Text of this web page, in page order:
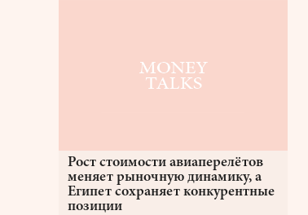
Рост стоимости авиаперелётов
меняет рыночную динамику, а
Египет сохраняет конкурентные
позиции